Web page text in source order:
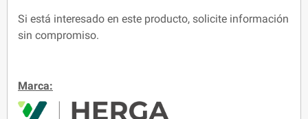
Si está interesado en este producto, solicite información
sin compromiso.
Marca: